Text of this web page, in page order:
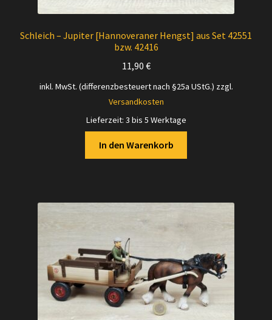
Schleich – Jupiter [Hannoveraner Hengst] aus Set 42551
bzw. 42416
11,90 €
inkl. MwSt. (differenzbesteuert nach §25a UStG.) zzgl.
Versandkosten
Lieferzeit: 3 bis 5 Werktage
In den Warenkorb